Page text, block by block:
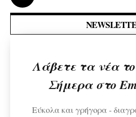
Λάβετε τα νέα
Σήμερα στο
Εύκολα και γρήγορα -